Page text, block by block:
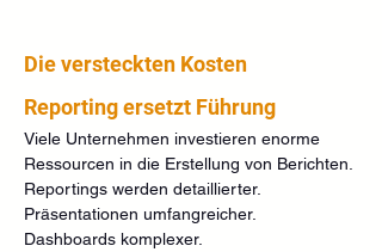
Die versteckten Kosten
Reporting ersetzt Führung
Viele Unternehmen investieren enorme
Ressourcen in die Erstellung von Berichten.
Reportings werden detaillierter.
Präsentationen umfangreicher.
Dashboards komplexer.